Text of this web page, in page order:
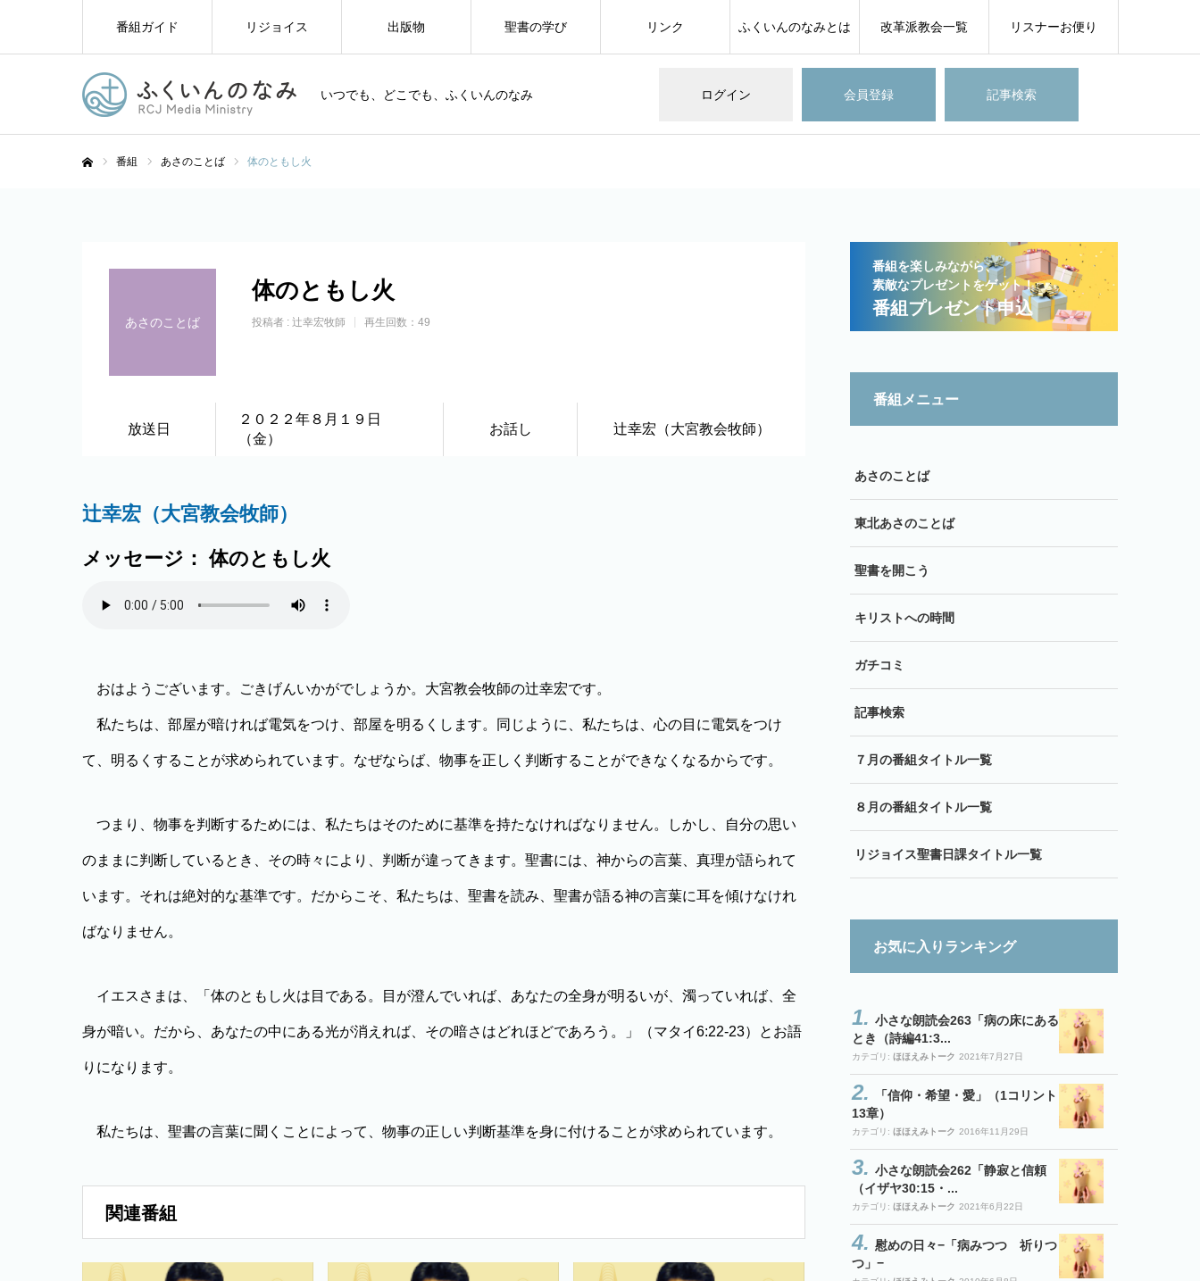
いつでも、どこでも、ふくいんのなみ ログイン 会員登録 記事検索
番組ガイド リジョイス 出版物 聖書の学び リンク ふくいんのなみとは 改革派教会一覧 リスナーお便り
番組 あさのことば 体のともし火
あさのことば
体のともし火
投稿者 : 辻幸宏牧師 再生回数：49
放送日
２０２２年８月１９日
（金）
お話し 辻幸宏（大宮教会牧師）
辻幸宏（大宮教会牧師）
メッセージ： 体のともし火
おはようございます。ごきげんいかがでしょうか。大宮教会牧師の辻幸宏です。
私たちは、部屋が暗ければ電気をつけ、部屋を明るくします。同じように、私たちは、心の目に電気をつけ
て、明るくすることが求められています。なぜならば、物事を正しく判断することができなくなるからです。
つまり、物事を判断するためには、私たちはそのために基準を持たなければなりません。しかし、自分の思い
のままに判断しているとき、その時々により、判断が違ってきます。聖書には、神からの言葉、真理が語られて
います。それは絶対的な基準です。だからこそ、私たちは、聖書を読み、聖書が語る神の言葉に耳を傾けなけれ
ばなりません。
イエスさまは、「体のともし火は目である。目が澄んでいれば、あなたの全身が明るいが、濁っていれば、全
身が暗い。だから、あなたの中にある光が消えれば、その暗さはどれほどであろう。」（マタイ6:22-23）とお語
りになります。
私たちは、聖書の言葉に聞くことによって、物事の正しい判断基準を身に付けることが求められています。
関連番組
番組を楽しみながら、
素敵なプレゼントをゲット！
番組プレゼント申込
番組メニュー
あさのことば
東北あさのことば
聖書を開こう
キリストへの時間
ガチコミ
記事検索
７月の番組タイトル一覧
８月の番組タイトル一覧
リジョイス聖書日課タイトル一覧
お気に入りランキング
小さな朗読会263「病の床にある
とき（詩編41:3...
カテゴリ: ほほえみトーク 2021年7月27日
「信仰・希望・愛」（1コリント
13章）
カテゴリ: ほほえみトーク 2016年11月29日
小さな朗読会262「静寂と信頼
（イザヤ30:15・...
カテゴリ: ほほえみトーク 2021年6月22日
慰めの日々−「病みつつ 祈りつ
つ」−